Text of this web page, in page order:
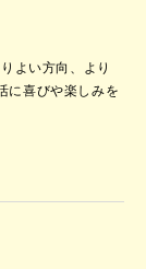
よい方向、より
に喜びや楽しみを